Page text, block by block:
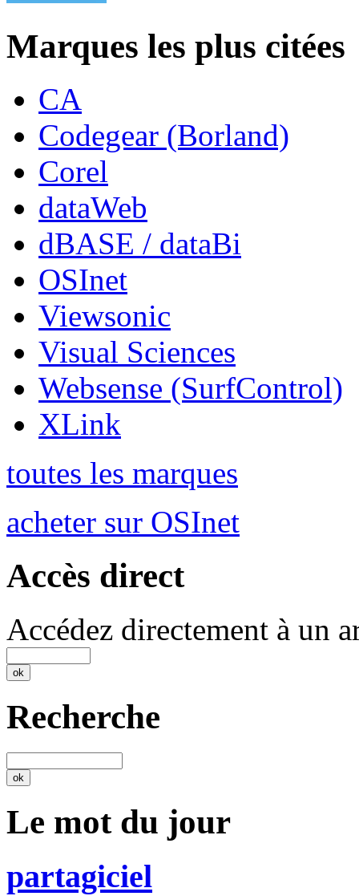
Marques les plus citées
CA
Codegear (Borland)
Corel
dataWeb
dBASE / dataBi
OSInet
Viewsonic
Visual Sciences
Websense (SurfControl)
XLink
toutes les marques
acheter sur OSInet
Accès direct
Accédez directement à un
Recherche
Le mot du jour
partagiciel